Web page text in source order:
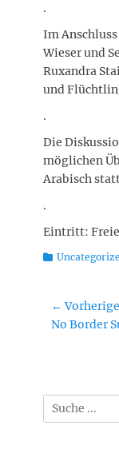
.
Im
Wieser und
Ruxandra
und
.
Die
möglichen
Arabisch
.
Eintritt: Freie
Kategorien
←
Vorheriger
No Border
Suchen
nach: